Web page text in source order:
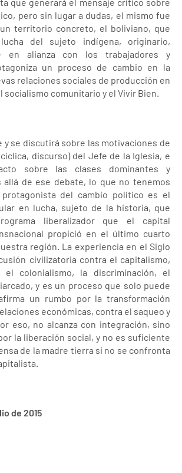
pero sin lugar a dudas, el mismo fue
territorio concreto, el boliviano, que
del sujeto indígena, originario,
en alianza con los trabajadores y
un proceso de cambio en la
relaciones sociales de producción en
socialismo comunitario y el Vivir Bien.
y se discutirá sobre las motivaciones de
discurso) del Jefe de la Iglesia, e
sobre las clases dominantes y
allá de ese debate, lo que no tenemos
del cambio político es el
en lucha, sujeto de la historia, que
liberalizador que el capital
propició en el último cuarto
región. La experiencia en el Siglo
civilizatoria contra el capitalismo,
el colonialismo, la discriminación, el
y es un proceso que solo puede
un rumbo por la transformación
económicas, contra el saqueo y
eso, no alcanza con integración, sino
la liberación social, y no es suficiente
de la madre tierra si no se confronta
de 2015